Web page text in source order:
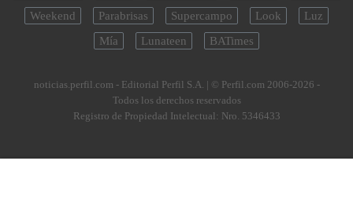
Weekend
Parabrisas Supercampo Look
Luz
Mía
Lunateen BATimes
noticias.perfil.com - Editorial Perfil S.A. | © Perfil.com 2006-2026 -
Todos los derechos reservados
Registro de Propiedad Intelectual: Nro. 5346433